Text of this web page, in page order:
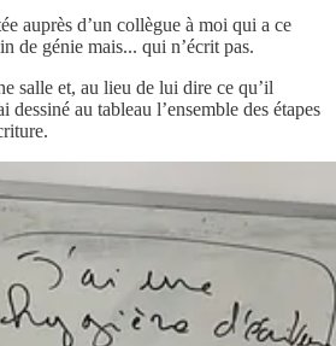
auprès d’un collègue à moi qui a ce
de génie mais... qui n’écrit pas.
salle et, au lieu de lui dire ce qu’il
dessiné au tableau l’ensemble des étapes